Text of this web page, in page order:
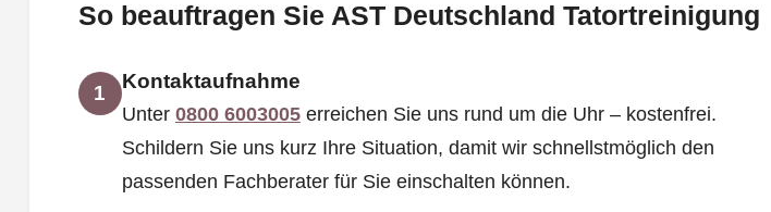
So beauftragen Sie AST Deutschland Tatortreinigung
1 Kontaktaufnahme
Unter 0800 6003005erreichen Sie uns rund um die Uhr – kostenfrei.
Schildern Sie uns kurz Ihre Situation, damit wir schnellstmöglich den
passenden Fachberater für Sie einschalten können.